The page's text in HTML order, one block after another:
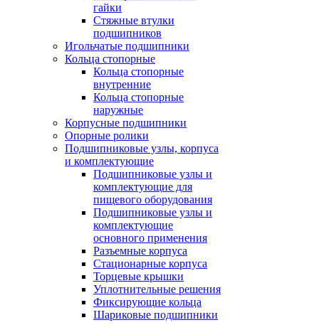
гайки
Стяжные втулки
подшипников
Игольчатые подшипники
Кольца стопорные
Кольца стопорные
внутренние
Кольца стопорные
наружные
Корпусные подшипники
Опорные ролики
Подшипниковые узлы, корпуса
и комплектующие
Подшипниковые узлы и
комплектующие для
пищевого оборудования
Подшипниковые узлы и
комплектующие
основного применения
Разъемные корпуса
Стационарные корпуса
Торцевые крышки
Уплотнительные решения
Фиксирующие кольца
Шариковые подшипники